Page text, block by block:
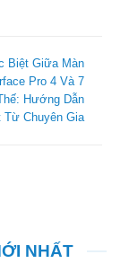
Biệt Giữa Màn
Pro 4 Và 7
Hướng Dẫn
Từ Chuyên Gia
NHẤT